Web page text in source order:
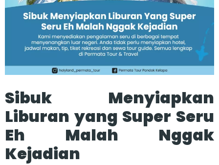
Sibuk Menyiapkan
Liburan yang Super Seru
Eh Malah Nggak
Kejadian